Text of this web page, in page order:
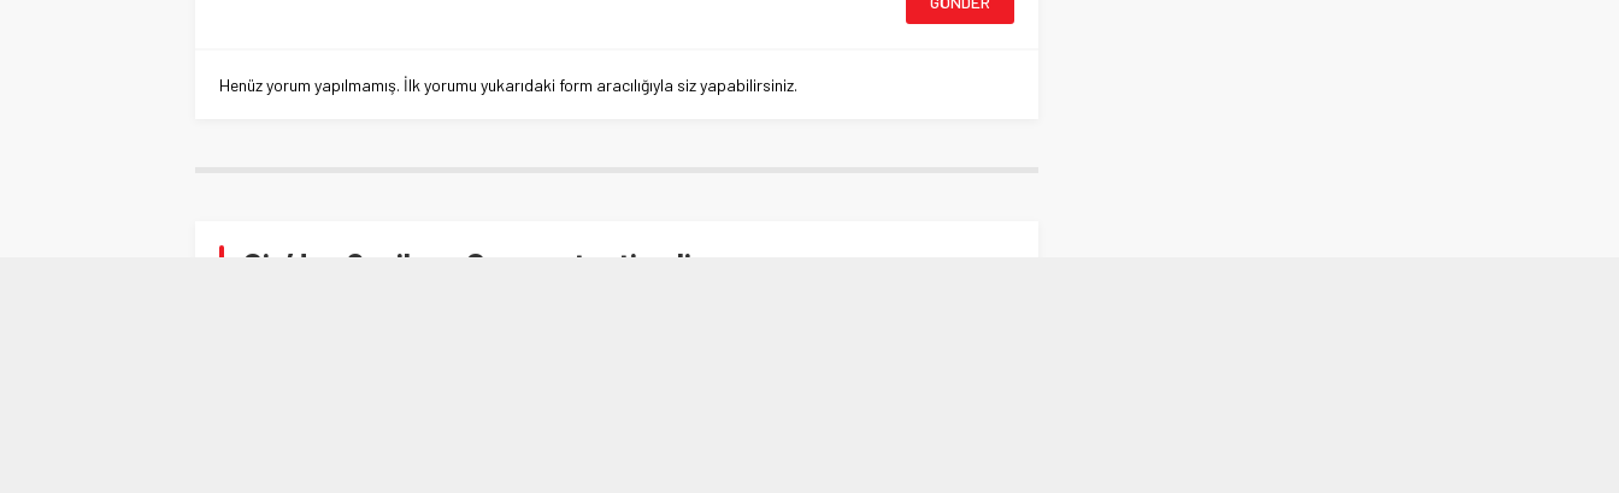
Henüz yorum yapılmamış. İlk yorumu yukarıdaki form aracılığıyla siz yapabilirsiniz.
Çin’den 2 milyon Corona testi geliyor